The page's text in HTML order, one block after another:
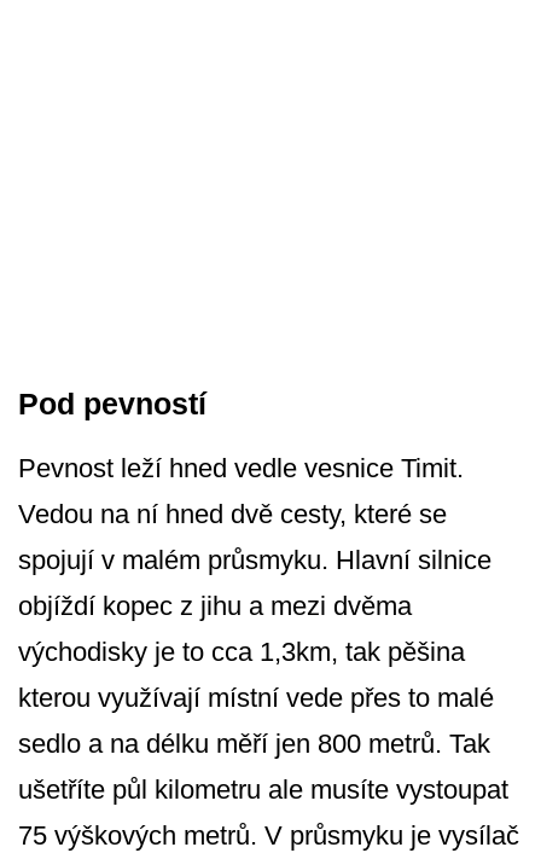
Pod pevností
Pevnost leží hned vedle vesnice Timit.
Vedou na ní hned dvě cesty, které se
spojují v malém průsmyku. Hlavní silnice
objíždí kopec z jihu a mezi dvěma
východisky je to cca 1,3km, tak pěšina
kterou využívají místní vede přes to malé
sedlo a na délku měří jen 800 metrů. Tak
ušetříte půl kilometru ale musíte vystoupat
75 výškových metrů. V průsmyku je vysílač